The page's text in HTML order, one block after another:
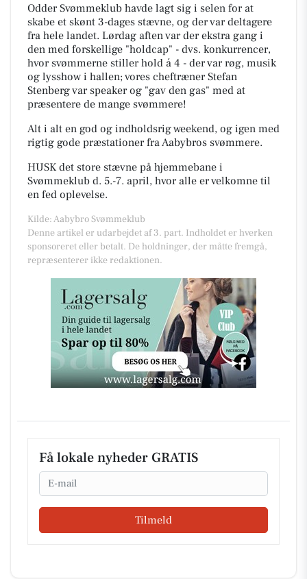
Odder Svømmeklub havde lagt sig i selen for at
skabe et skønt 3-dages stævne, og der var deltagere
fra hele landet. Lørdag aften var der ekstra gang i
den med forskellige "holdcap" - dvs. konkurrencer,
hvor svømmerne stiller hold á 4 - der var røg, musik
og lysshow i hallen; vores cheftræner Stefan
Stenberg var speaker og "gav den gas" med at
præsentere de mange svømmere!
Alt i alt en god og indholdsrig weekend, og igen med
rigtig gode præstationer fra Aabybros svømmere.
HUSK det store stævne på hjemmebane i
Svømmeklub d. 5.-7. april, hvor alle er velkomne til
en fed oplevelse.
Kilde: Aabybro Svømmeklub
Denne artikel er udarbejdet af 3. part. Indholdet er hverken
sponsoreret eller betalt. De holdninger, der måtte fremgå,
repræsenterer ikke redaktionen.
Få lokale nyheder GRATIS
Email
Tilmeld